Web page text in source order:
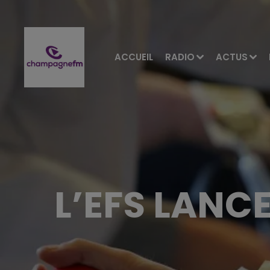
ACCUEIL RADIO ACTUS
L’EFS